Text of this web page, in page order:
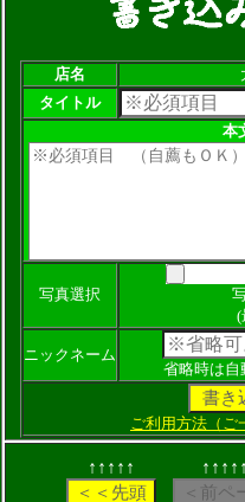
店名
タイトル
本
写真選択
(
ニックネーム
省略時は自
ご利用方法（ご
↑↑↑↑↑